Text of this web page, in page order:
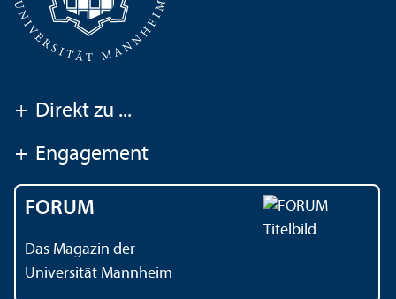
+ Direkt zu ...
+ Engagement
FORUM
Das Magazin der
Universität Mannheim